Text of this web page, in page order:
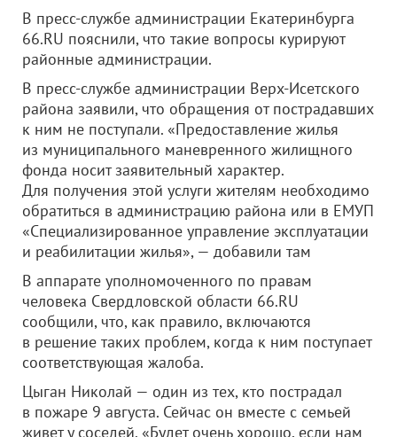
В пресс-службе администрации Екатеринбурга
66.RU пояснили, что такие вопросы курируют
районные администрации.
В пресс-службе администрации Верх-Исетского
района заявили, что обращения от пострадавших
к ним не поступали. «Предоставление жилья
из муниципального маневренного жилищного
фонда носит заявительный характер.
Для получения этой услуги жителям необходимо
обратиться в администрацию района или в ЕМУП
«Специализированное управление эксплуатации
и реабилитации жилья», — добавили там
В аппарате уполномоченного по правам
человека Свердловской области 66.RU
сообщили, что, как правило, включаются
в решение таких проблем, когда к ним поступает
соответствующая жалоба.
Цыган Николай — один из тех, кто пострадал
в пожаре 9 августа. Сейчас он вместе с семьей
живет у соседей. «Будет очень хорошо, если нам